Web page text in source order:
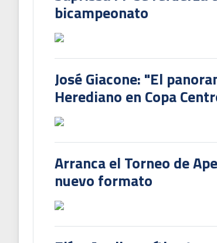
bicampeonato
José Giacone: "El
Herediano en Copa
Arranca el Torneo de
nuevo formato